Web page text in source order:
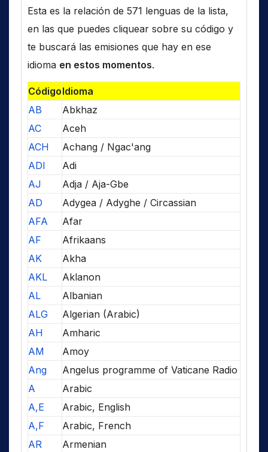
Esta es la relación de 571 lenguas de la lista,
en las que puedes cliquear sobre su código y
te buscará las emisiones que hay en ese
idioma en estos momentos.
CódigoIdioma
AB
Abkhaz
AC
Aceh
ACH
Achang / Ngac'ang
ADI
Adi
AJ
Adja / Aja-Gbe
AD
Adygea / Adyghe / Circassian
AFA
Afar
AF
Afrikaans
AK
Akha
AKL
Aklanon
AL
Albanian
ALG
Algerian (Arabic)
AH
Amharic
AM
Amoy
Ang
Angelus programme of Vaticane Radio
A
Arabic
A,E
Arabic, English
A,F
Arabic, French
AR
Armenian